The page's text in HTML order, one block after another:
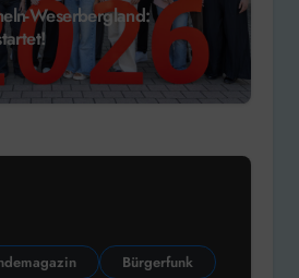
Weserbergland:
Bürgerfunk